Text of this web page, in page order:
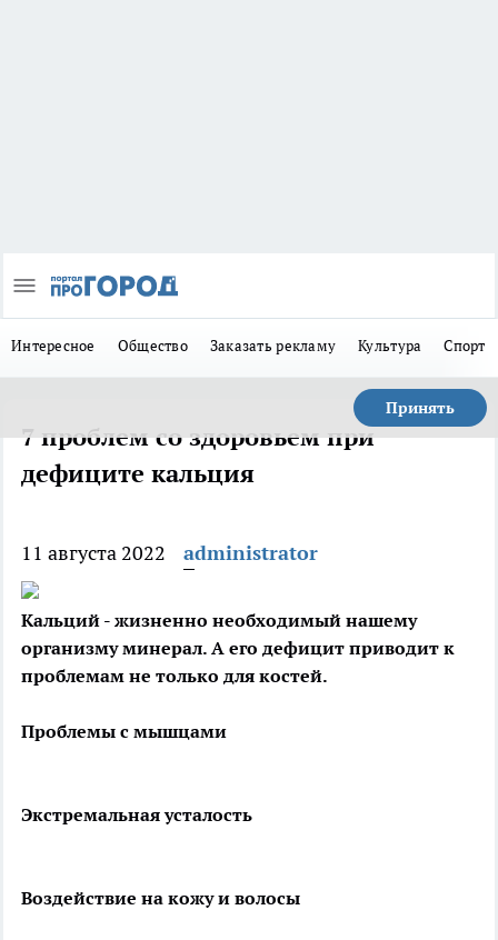
Интересное Общество Заказать рекламу Культура Спорт
Принять
7 проблем со здоровьем при
дефиците кальция
11 августа 2022 administrator
Кальций - жизненно необходимый нашему
организму минерал. А его дефицит приводит к
проблемам не только для костей.
Проблемы с мышцами
Экстремальная усталость
Воздействие на кожу и волосы